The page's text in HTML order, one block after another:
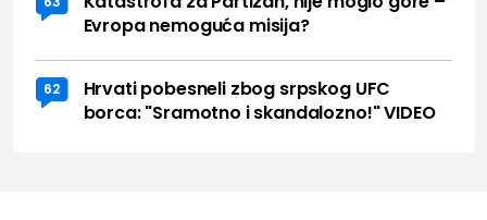
Evropa nemoguća misija?
62
Hrvati pobesneli zbog srpskog UFC
borca: "Sramotno i skandalozno!" VIDEO